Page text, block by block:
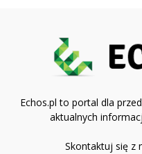
Echos.pl to portal dla
aktualnych
Skontaktuj się z